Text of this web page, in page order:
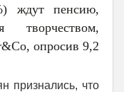
ждут пенсию,
творчеством,
опросив 9,2
признались, что